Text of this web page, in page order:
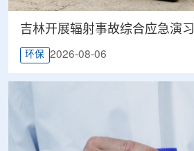
吉林开展辐射事故综合应急演习
环保 2026-08-06